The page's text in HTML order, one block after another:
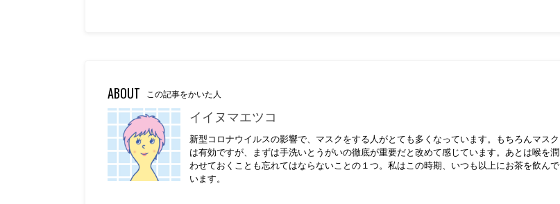
ABOUT この記事をかいた人
イイヌマエツコ
新型コロナウイルスの影響で、マスクをする人がとても多くなっています。もちろんマスク
は有効ですが、まずは手洗いとうがいの徹底が重要だと改めて感じています。あとは喉を潤
わせておくことも忘れてはならないことの１つ。私はこの時期、いつも以上にお茶を飲んで
います。